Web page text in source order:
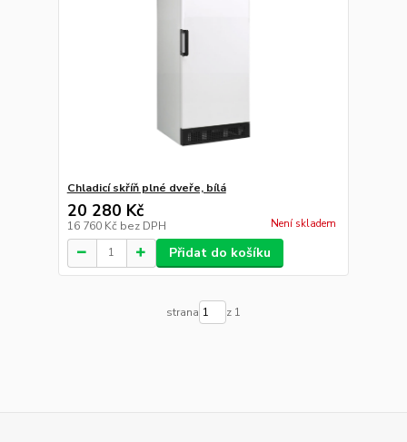
Chladicí skříň plné dveře, bílá
20 280 Kč
16 760 Kč bez DPH Není skladem
Přidat do košíku
strana z 1